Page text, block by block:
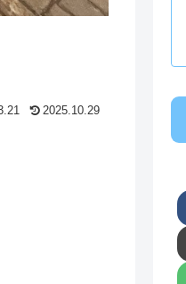
2025.10.29